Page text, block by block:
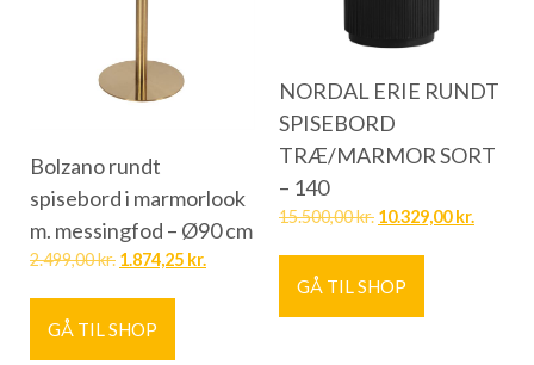
Bolzano rundt
spisebord i marmorlook
m. messingfod – Ø90 cm
2.499,00kr. 1.874,25 kr.
GÅ TIL SHOP
NORDAL ERIE RUNDT
SPISEBORD
TRÆ/MARMOR SORT
– 140
15.500,00kr. 10.329,00kr.
GÅ TIL SHOP